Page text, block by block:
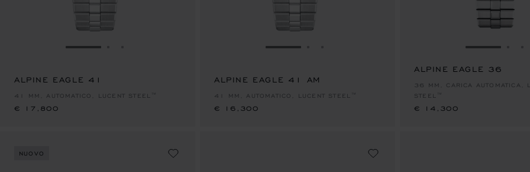
VAI ALLA SLIDE 1
ALPINE EAGLE 41
41 MM, AUTOMATICO, LUCENT STEEL™
€ 17,800
€ 17,800
VAI ALLA SLIDE 1
ALPINE EAGLE 41 AM
41 MM, AUTOMATICO, LUCENT STEEL™
€ 16,300
€ 16,300
VAI ALLA
ALPINE EAGLE 36
36 MM, CARICA AUTOMATICA,
STEEL™
€ 14,300
NUOVO